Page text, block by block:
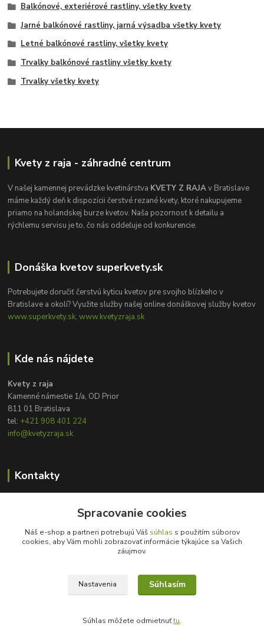
Balkónové, exteriérové rastliny, všetky kvety
Jarné balkónové rastliny, jarná výsadba všetky kvety
Letné balkónové rastliny, všetky kvety
Trvalky balkónové rastliny všetky kvety
Trvalky všetky kvety
Kvety z raja - záhradné centrum
V našej kamennej prevádzke kvetinárstva KVETY Z RAJAv Bratislave
máme každý deň k dispozícii čerstvé rezané kvety, ktoré nakupujeme
priamo na holandskej burze kvetov. Naša pozornosť k detailu a
rýchlemu servisu je to, čo nás oddeľuje od konkurencie.
Donáška kvetov superkvety.sk
Potrebujete doručiť čerstvú kyticu kvetov pre svojho blízkeho v
Bratislave a okolí? Využite služby našej online donáškovej služby kvetov
www.superkvety.sk, www.kvetyzraja.sk
Kde nás nájdete
Kvety z raja
Kamenné námestie 1/a, OD Prior
811 01 Bratislava
tel: +421 908 401 224
info@kvetyzraja.sk
Kontakty
+421 908 401 224
info@kvetyzraja.sk
Spracovanie cookies
Náš e-shop a partneri potrebujú Váš súhlas s použitím súborov
cookies, aby Vám mohli zobrazovať informácie týkajúce sa Vašich
záujmov.
Nastavenia Súhlasím
Súhlas môžete odmietnuťtu.